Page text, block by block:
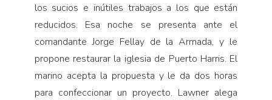
los sucios e inútiles trabajos a los que están
reducidos. Esa noche se presenta ante el
comandante Jorge Fellay de la Armada, y le
propone restaurar la iglesia de Puerto Harris. El
marino acepta la propuesta y le da dos horas
para confeccionar un proyecto. Lawner alega